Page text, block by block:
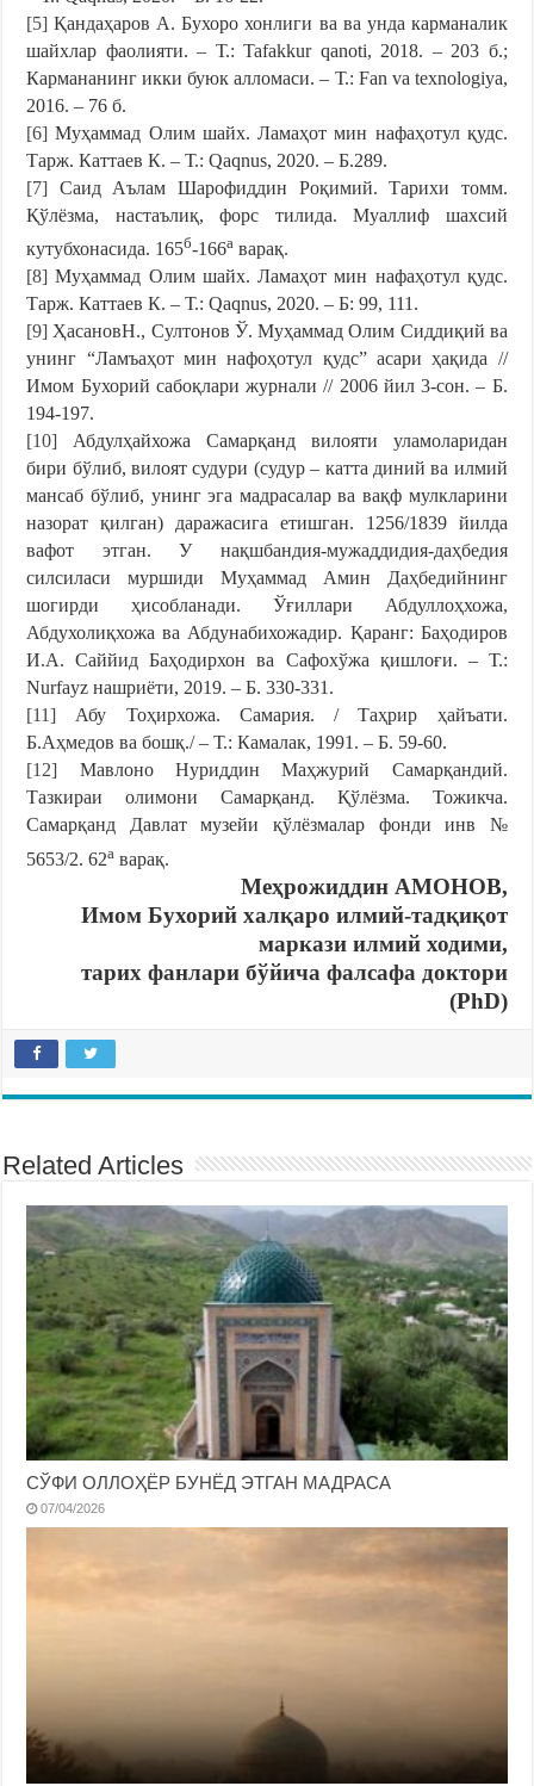
[5] Қандаҳаров А. Бухоро хонлиги ва ва унда карманалик
шайхлар фаолияти. – Т.: Tafakkur qanoti, 2018. – 203 б.;
Кармананинг икки буюк алломаси. – Т.: Fan va texnologiya,
2016. – 76 б.
[6] Муҳаммад Олим шайх. Ламаҳот мин нафаҳотул қудс.
Тарж. Каттаев К. – Т.: Qaqnus, 2020. – Б.289.
[7] Саид Аълам Шарофиддин Роқимий. Тарихи томм.
Қўлёзма, настаълиқ, форс тилида. Муаллиф шахсий
кутубхонасида. 165б-166а варақ.
[8] Муҳаммад Олим шайх. Ламаҳот мин нафаҳотул қудс.
Тарж. Каттаев К. – Т.: Qaqnus, 2020. – Б: 99, 111.
[9] ҲасановН., Султонов Ў. Муҳаммад Олим Сиддиқий ва
унинг “Ламъаҳот мин нафоҳотул қудс” асари ҳақида //
Имом Бухорий сабоқлари журнали // 2006 йил 3-сон. – Б.
194-197.
[10] Абдулҳайхожа Самарқанд вилояти уламоларидан
бири бўлиб, вилоят судури (судур – катта диний ва илмий
мансаб бўлиб, унинг эга мадрасалар ва вақф мулкларини
назорат қилган) даражасига етишган. 1256/1839 йилда
вафот этган. У нақшбандия-мужаддидия-даҳбедия
силсиласи муршиди Муҳаммад Амин Даҳбедийнинг
шогирди ҳисобланади. Ўғиллари Абдуллоҳхожа,
Абдухолиқхожа ва Абдунабихожадир. Қаранг: Баҳодиров
И.А. Саййид Баҳодирхон ва Сафохўжа қишлоғи. – Т.:
Nurfayz нашриёти, 2019. – Б. 330-331.
[11] Абу Тоҳирхожа. Самария. / Таҳрир ҳайъати.
Б.Аҳмедов ва бошқ./ – Т.: Камалак, 1991. – Б. 59-60.
[12] Мавлоно Нуриддин Маҳжурий Самарқандий.
Тазкираи олимони Самарқанд. Қўлёзма. Тожикча.
Самарқанд Давлат музейи қўлёзмалар фонди инв №
5653/2. 62а варақ.
Меҳрожиддин АМОНОВ,
Имом Бухорий халқаро илмий-тадқиқот
маркази илмий ходими,
тарих фанлари бўйича фалсафа доктори
(PhD)
Related Articles
СЎФИ ОЛЛОҲЁР БУНЁД ЭТГАН МАДРАСА
07/04/2026